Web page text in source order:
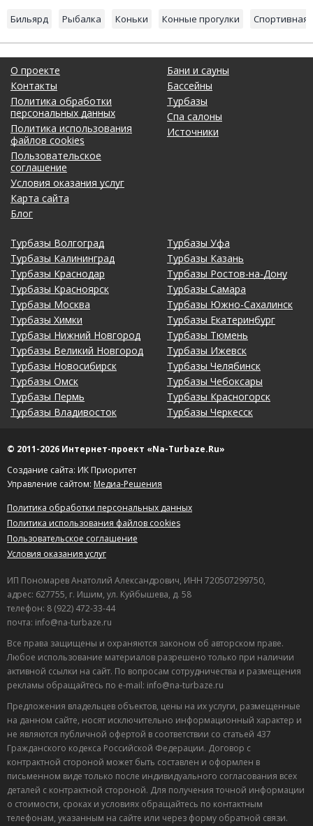
Бильярд Рыбалка Коньки Конные прогулки Спортивная
О проекте
Контакты
Политика обработки
персональных данных
Политика использования
файлов cookies
Пользовательское
соглашение
Условия оказания услуг
Карта сайта
Блог
Бани и сауны
Бассейны
Турбазы
Спа салоны
Источники
Турбазы Волгоград
Турбазы Калининград
Турбазы Краснодар
Турбазы Красноярск
Турбазы Москва
Турбазы Химки
Турбазы Нижний Новгород
Турбазы Великий Новгород
Турбазы Новосибирск
Турбазы Омск
Турбазы Пермь
Турбазы Владивосток
Турбазы Уфа
Турбазы Казань
Турбазы Ростов-на-Дону
Турбазы Самара
Турбазы Южно-Сахалинск
Турбазы Екатеринбург
Турбазы Тюмень
Турбазы Ижевск
Турбазы Челябинск
Турбазы Чебоксары
Турбазы Красногорск
Турбазы Черкесск
© 2011-2026 Интернет-проект «Na-Turbaze.Ru»
Создание сайта: ИК Приоритет
Управление сайтом: Медиа-Решения
Политика обработки персональных данных
Политика использования файлов cookies
Пользовательское соглашение
Условия оказания услуг
ИП Пономарев Анатолий Александрович, ИНН 720507299750,
адрес: 627755, г. Ишим, ул. Куйбышева, д. 58
телефон: 8 (922) 472-33-44
почта: info@na-turbaze.ru
Все права защищены и охраняются законом об авторском праве.
Любое использование материалов разрешено только при наличии
активной ссылки на сайт. По вопросам сотрудничества и размещения
рекламы обращайтесь по e-mail: info@na-turbaze.ru
Предложения владельцев объектов, цены на их услуги, размещенные
на данном сайте, носят исключительно информационный характер и
не являются публичной офертой в соответствии со статьей 437
Гражданского кодекса Российской Федерации. Договор с
контрактной стороной может быть составлен и оформлен в
письменном виде только после индивидуального согласования всех
деталей с контрактной стороной. Для получения точной информации
о стоимости, сроках и условиях обращайтесь по контактным
телефонам, указанным на сайте или через форму обратной связи.